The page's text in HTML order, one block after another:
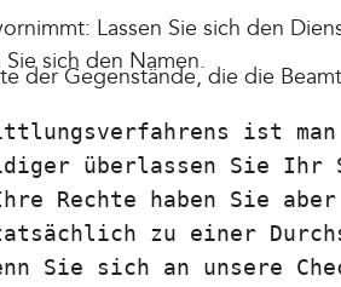
Lassen Sie sich den
sich den Namen.
der Gegenstände, die die
ist
überlassen Sie Ihr
Rechte haben Sie
zu einer
Sie sich an unsere